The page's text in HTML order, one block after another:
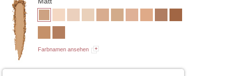
Farbnamen ansehen